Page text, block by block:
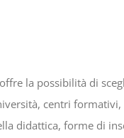
la possibilità di
centri
didattica, forme di